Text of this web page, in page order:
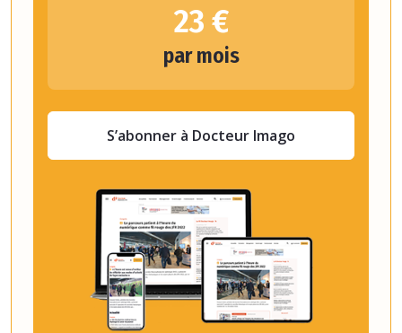
23 €
par mois
S’abonner à Docteur Imago